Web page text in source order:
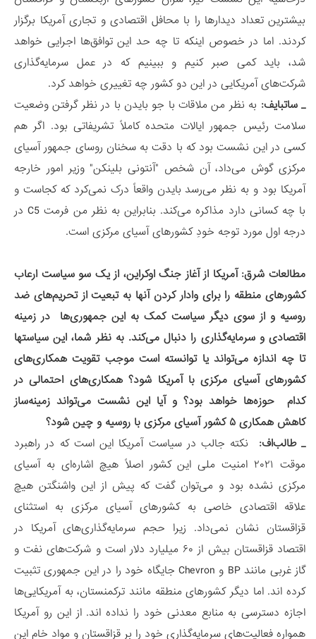
بیشترین تعداد دیدارها را با محافل اقتصادی و تجاری آمریکا برگزار
کردند. اما در خصوص اینکه تا چه حد این توافق‌ها اجرایی خواهد
شد، باید کمی صبر کنیم و ببینیم که در عمل سرمایه‌گذاری
شرکت‌های آمریکایی در این دو کشور چه تغییری خواهد کرد.
_ ساتبایف: به نظر من ملاقات با جو بایدن با در نظر گرفتن وضعیت
سلامت رئیس جمهور ایالات متحده کاملاً تشریفاتی بود. اگر هم
کسی در این نشست بود که با دقت به سخنان روسای جمهور آسیای
مرکزی گوش می‌داد، آن شخص "آنتونی بلینکن" وزیر امور خارجه
آمریکا بود و به نظر می‌رسد بایدن واقعاً درک نمی‌کرد که کجاست و
با چه کسانی دارد مذاکره می‌کند. بنابراین به نظر من فرمت C5 در
درجه اول مورد توجه خودِ کشورهای آسیای مرکزی است.
مطالعات شرق: آمریکا از آغاز جنگ اوکراین، از یک سو سیاست ارعاب
کشورهای منطقه را برای وادار کردن آنها به تبعیت از تحریم‌های ضد
روسیه و از سوی دیگر سیاست کمک به این جمهوری‌ها در زمینه
اقتصادی و سرمایه‌گذاری را دنبال می‌کند. به نظر شما، این سیاستها
تا چه اندازه می‌تواند یا توانسته است موجب تقویت همکاری‌های
کشورهای آسیای مرکزی با آمریکا شود؟ همکاری‌های احتمالی در
کدام حوزه‌ها خواهد بود؟ و آیا این نشست می‌تواند زمینه‌ساز
کاهش همکاری ۵ کشور آسیای مرکزی با روسیه و چین شود؟
_ طالب‌اف: نکته جالب در سیاست آمریکا این است که در راهبرد
موقت ۲۰۲۱ امنیت ملی این کشور اصلاً هیچ اشاره‌ای به آسیای
مرکزی نشده بود و می‌توان گفت که پیش از این واشنگتن هیچ
علاقه اقتصادی خاصی به کشورهای آسیای مرکزی به استثنای
قزاقستان نشان نمی‌داد. زیرا حجم سرمایه‌گذاری‌های آمریکا در
اقتصاد قزاقستان بیش از ۶۰ میلیارد دلار است و شرکت‌های نفت و
گاز غربی مانند BP و Chevron جایگاه خود را در این جمهوری تثبیت
کرده اند. اما دیگر کشورهای منطقه مانند ترکمنستان، به آمریکایی‌ها
اجازه دسترسی به منابع معدنی خود را نداده اند. از این رو آمریکا
همواره فعالیت‌های سرمایه‌گذاری خود را بر قزاقستان و مواد خام این